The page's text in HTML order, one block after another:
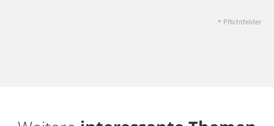
* Pflichtfelder